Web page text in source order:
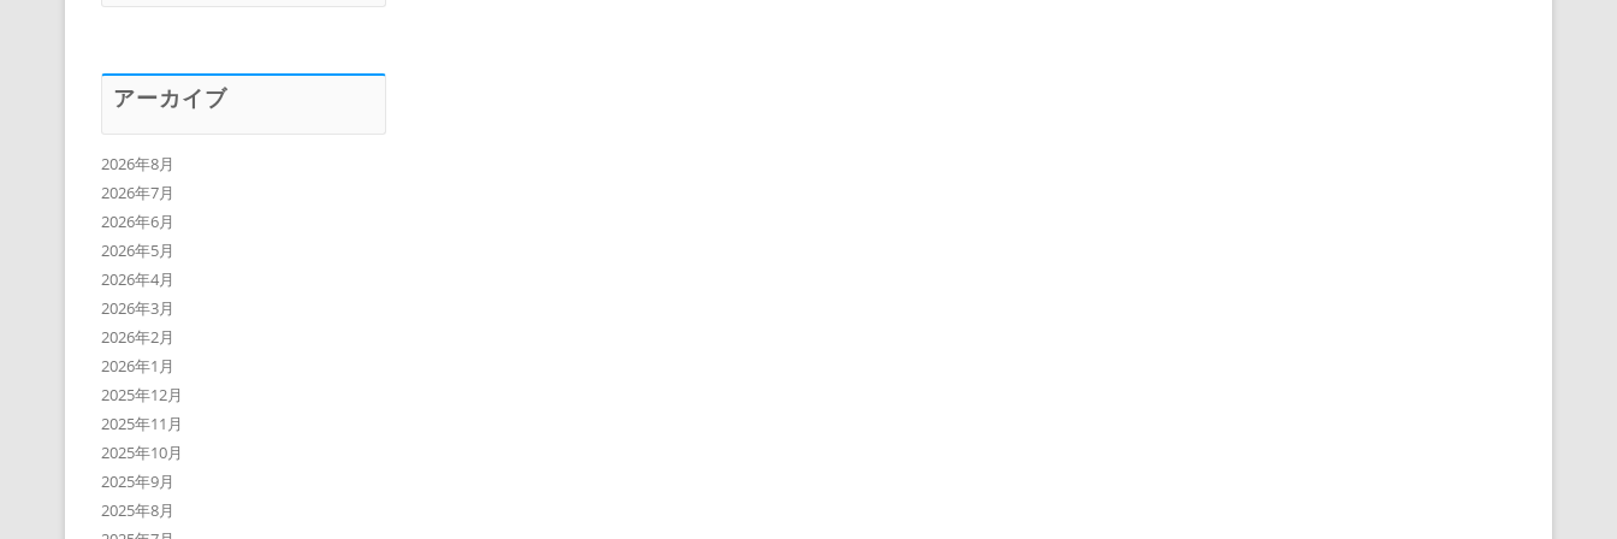
アーカイブ
2026年8月
2026年7月
2026年6月
2026年5月
2026年4月
2026年3月
2026年2月
2026年1月
2025年12月
2025年11月
2025年10月
2025年9月
2025年8月